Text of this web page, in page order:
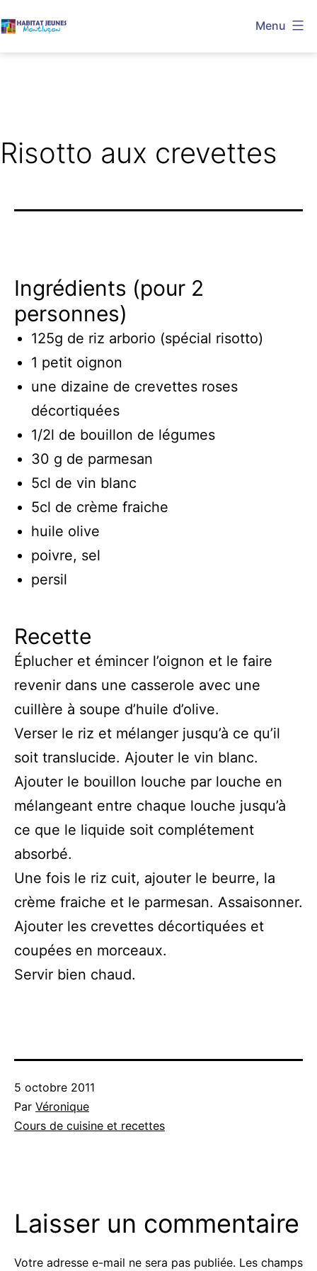
au
Menu
Risotto aux crevettes
Ingrédients (pour 2
personnes)
125g de riz arborio (spécial risotto)
1 petit oignon
une dizaine de crevettes roses
décortiquées
1/2l de bouillon de légumes
30 g de parmesan
5cl de vin blanc
5cl de crème fraiche
huile olive
poivre, sel
persil
Recette
Éplucher et émincer l’oignon et le faire
revenir dans une casserole avec une
cuillère à soupe d’huile d’olive.
Verser le riz et mélanger jusqu’à ce qu’il
soit translucide. Ajouter le vin blanc.
Ajouter le bouillon louche par louche en
mélangeant entre chaque louche jusqu’à
ce que le liquide soit complétement
absorbé.
Une fois le riz cuit, ajouter le beurre, la
crème fraiche et le parmesan. Assaisonner.
Ajouter les crevettes décortiquées et
coupées en morceaux.
Servir bien chaud.
Publié
le
5 octobre 2011
Par Véronique
Catégorisé
Cours de cuisine et recettes
Laisser un commentaire
Votre adresse e-mail ne sera pas publiée. Les champs